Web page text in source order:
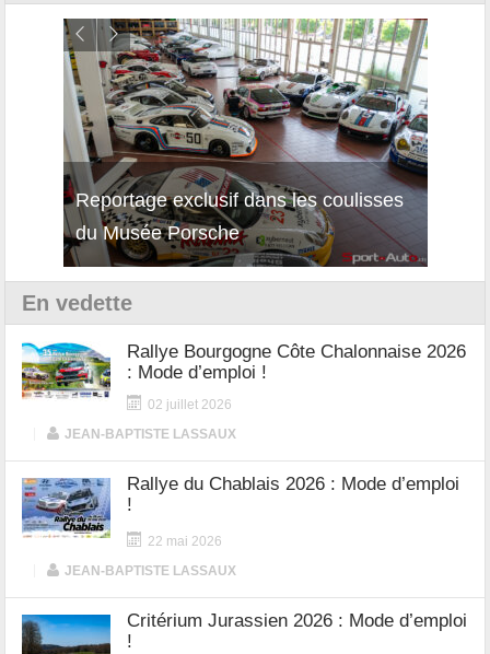
Découverte de la nouvelle Ferrari
12Cilindri Manuale
En vedette
Rallye Bourgogne Côte Chalonnaise 2026
: Mode d’emploi !
02 juillet 2026
JEAN-BAPTISTE LASSAUX
Rallye du Chablais 2026 : Mode d’emploi
!
22 mai 2026
JEAN-BAPTISTE LASSAUX
Critérium Jurassien 2026 : Mode d’emploi
!